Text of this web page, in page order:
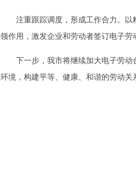
注重跟踪调度，形成工作合力。以
领作用，激发企业和劳动者签订电子劳
下一步，我市将继续加大电子劳
环境，构建平等、健康、和谐的劳动关